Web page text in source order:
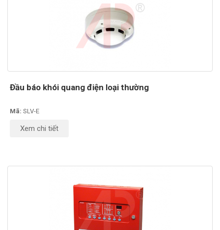
Đầu báo khói quang điện loại thường
Mã: SLV-E
Xem chi tiết